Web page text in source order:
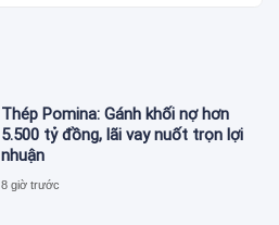
Thép Pomina: Gánh khối nợ hơn
5.500 tỷ đồng, lãi vay nuốt trọn lợi
nhuận
8 giờ trước